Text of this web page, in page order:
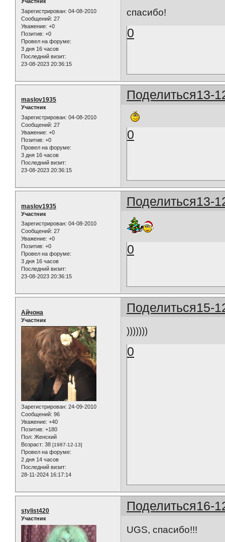
Зарегистрирован: 04-08-2010
Сообщений: 27
Уважение: +0
Позитив: +0
Провел на форуме:
3 дня 16 часов
Последний визит:
23-08-2023 20:36:15
спасибо!
0
Поделиться13-
maslov1935
Участник
Зарегистрирован: 04-08-2010
Сообщений: 27
Уважение: +0
Позитив: +0
Провел на форуме:
3 дня 16 часов
Последний визит:
23-08-2023 20:36:15
0
Поделиться13-
maslov1935
Участник
Зарегистрирован: 04-08-2010
Сообщений: 27
Уважение: +0
Позитив: +0
Провел на форуме:
3 дня 16 часов
Последний визит:
23-08-2023 20:36:15
0
Поделиться15-
Айчона
Участник
Зарегистрирован: 24-09-2010
Сообщений: 96
Уважение: +40
Позитив: +180
Пол: Женский
Возраст: 38 [1987-12-13]
Провел на форуме:
2 дня 14 часов
Последний визит:
28-11-2024 16:17:14
)))))))
0
Поделиться16-
stylist420
Участник
UGS, спасибо!!!